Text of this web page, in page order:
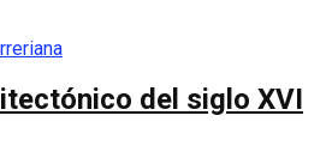
del siglo XVI